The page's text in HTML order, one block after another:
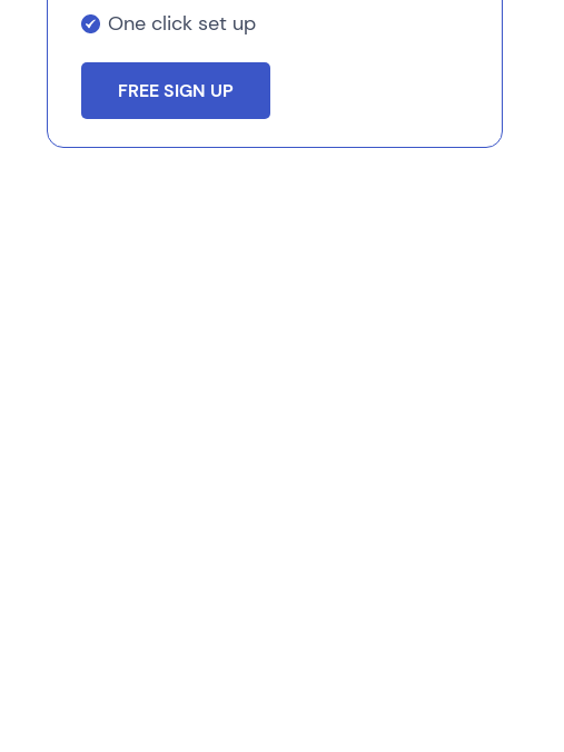
One click set up
FREE SIGN UP